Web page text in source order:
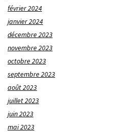
février 2024
janvier 2024
décembre 2023
novembre 2023
octobre 2023
septembre 2023
août 2023
juillet 2023
juin 2023
mai 2023